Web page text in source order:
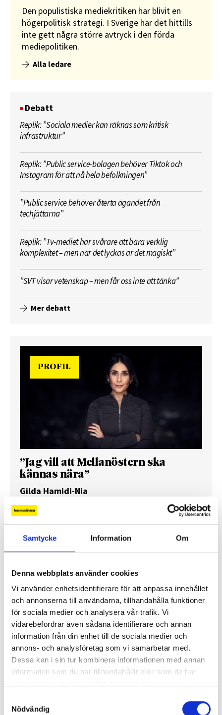
Samtycke Information Om
Denna webbplats använder cookies
Vi använder enhetsidentifierare för att anpassa innehållet
och annonserna till användarna, tillhandahålla funktioner
för sociala medier och analysera vår trafik. Vi
vidarebefordrar även sådana identifierare och annan
information från din enhet till de sociala medier och
annons- och analysföretag som vi samarbetar med.
Dessa kan i sin tur kombinera informationen med annan
information som du har tillhandahållit eller som de har
Nödvändig
Den populistiska mediekritiken har blivit en
högerpolitisk strategi. I Sverige har det hittills
inte gett några större avtryck i den förda
mediepolitiken.
Alla ledare
Debatt
Replik: ”Sociala medier kan räknas som kritisk
infrastruktur”
Replik: ”Public service-bolagen behöver Tiktok och
Instagram för att nå hela befolkningen”
”Public service behöver återta ägandet från
techjättarna”
Replik: ”Tv-mediet har svårare att bära verklig
komplexitet – men när det lyckas är det magiskt”
”SVT visar vetenskap – men får oss inte att tänka”
Mer debatt
PROFIL
”Jag vill att Mellanöstern ska
kännas nära”
Gilda Hamidi-Nia
Fler profiler
Lönerna – redaktion för redaktion